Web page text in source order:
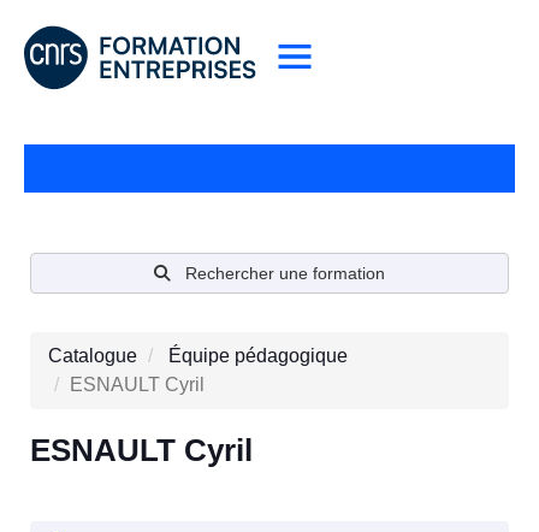
Rechercher une formation
Catalogue
Équipe pédagogique
ESNAULT Cyril
ESNAULT Cyril